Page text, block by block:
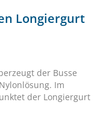
Longiergurt
der Busse
Im
der Longiergurt